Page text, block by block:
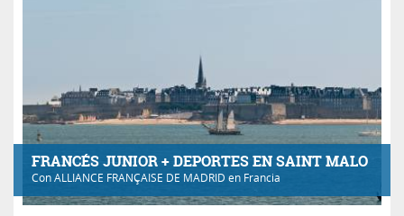
FRANCÉS JUNIOR + DEPORTES EN SAINT MALO
ConALLIANCE FRANÇAISE DE MADRID en Francia